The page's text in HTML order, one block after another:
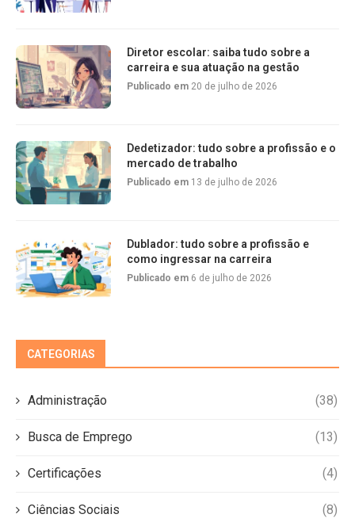
Diretor escolar: saiba tudo sobre a
carreira e sua atuação na gestão
Publicado em 20 de julho de 2026
Dedetizador: tudo sobre a profissão e o
mercado de trabalho
Publicado em 13 de julho de 2026
Dublador: tudo sobre a profissão e
como ingressar na carreira
Publicado em 6 de julho de 2026
CATEGORIAS
Administração (38)
Busca de Emprego (13)
Certificações (4)
Ciências Sociais (8)